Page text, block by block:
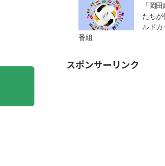
「岡
たちが
ルドカ
番組
スポンサーリンク